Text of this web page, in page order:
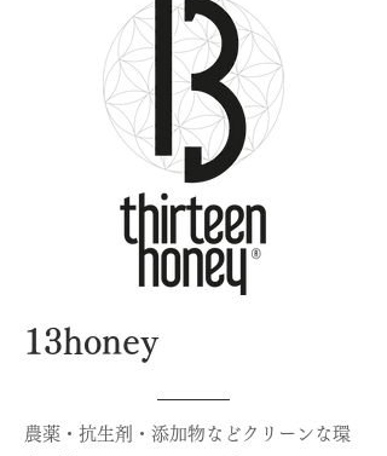
13honey
農薬・抗生剤・添加物などクリーンな環